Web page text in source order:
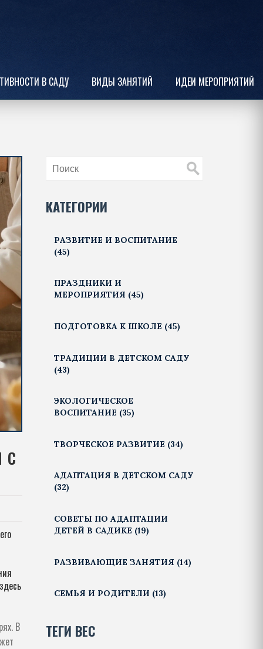
В САДУ ВИДЫ ЗАНЯТИЙ ИДЕИ МЕРОПРИЯТИЙ
В
КАТЕГОРИИ
РАЗВИТИЕ И ВОСПИТАНИЕ
(45)
ПРАЗДНИКИ И
МЕРОПРИЯТИЯ (45)
ПОДГОТОВКА К ШКОЛЕ (45)
ТРАДИЦИИ В ДЕТСКОМ САДУ
(43)
ЭКОЛОГИЧЕСКОЕ
ВОСПИТАНИЕ (35)
ТВОРЧЕСКОЕ РАЗВИТИЕ (34)
АДАПТАЦИЯ В ДЕТСКОМ САДУ
(32)
СОВЕТЫ ПО АДАПТАЦИИ
ДЕТЕЙ В САДИКЕ (19)
РАЗВИВАЮЩИЕ ЗАНЯТИЯ (14)
СЕМЬЯ И РОДИТЕЛИ (13)
ТЕГИ ВЕС